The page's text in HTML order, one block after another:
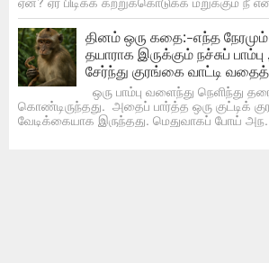
தினம் ஒரு கதை:-எந்த
தயாராக இருக்கும் நச்சுப்
சேர்ந்து குரங்கை வாட்டி
ஒரு பாம்பு வளைந்து நெளிந்து
கொண்டிருந்தது. அதைப் பார்த்த ஒரு குட்டிக்
வேடிக்கையாக இருந்தது. மெதுவாகப் போய்